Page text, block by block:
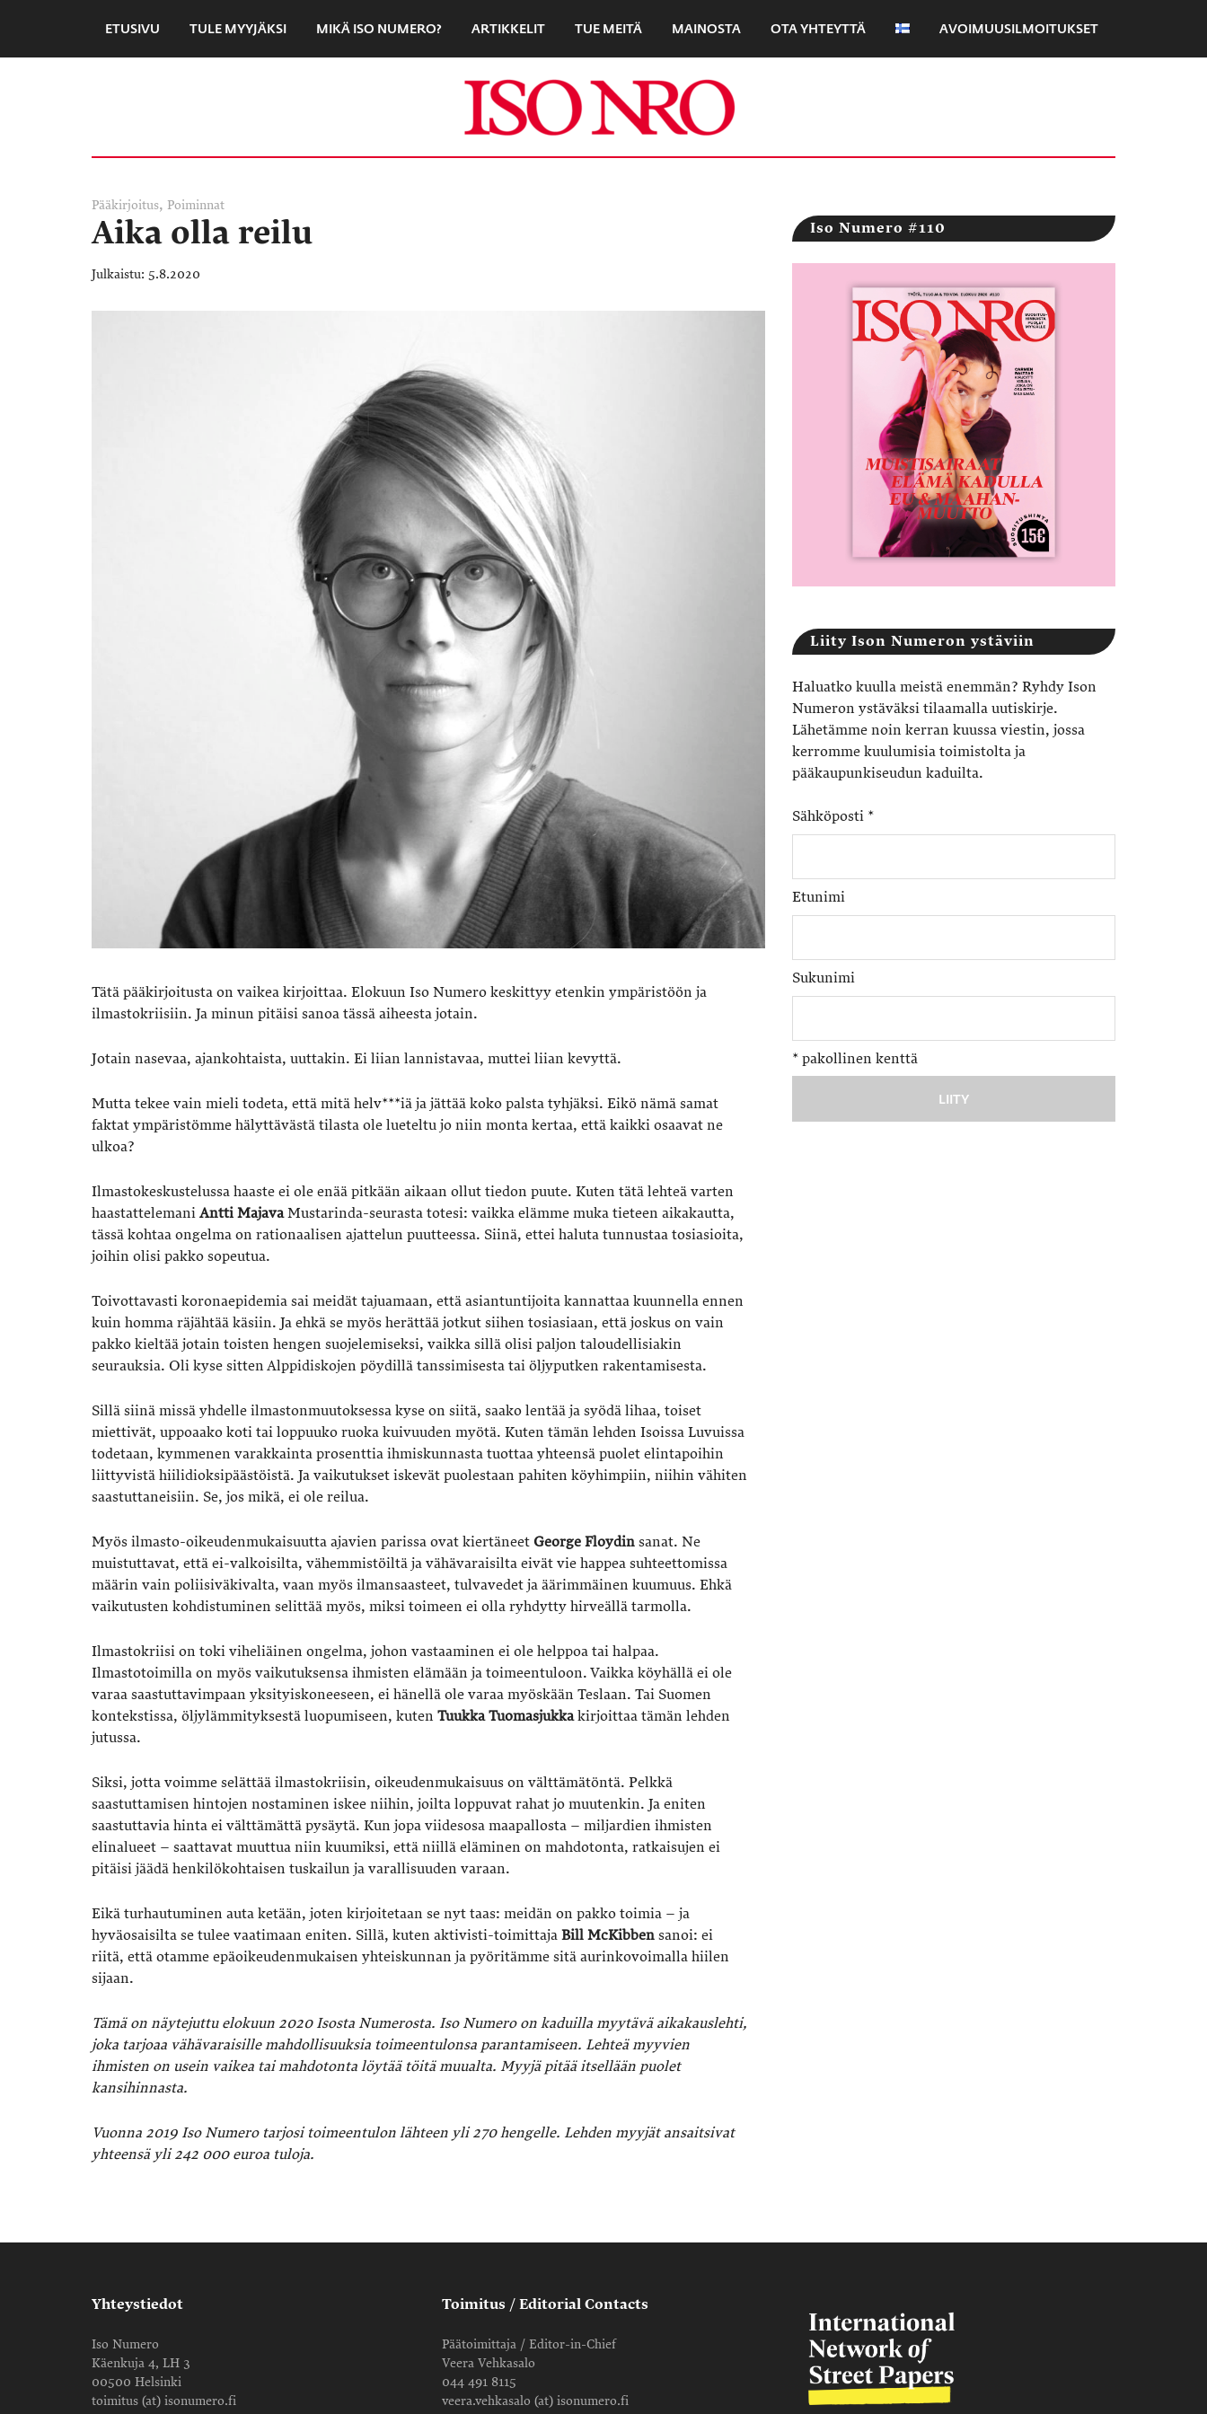
ETUSIVU TULE MYYJÄKSI MIKÄ ISO NUMERO? ARTIKKELIT TUE MEITÄ MAINOSTA OTA YHTEYTTÄ AVOIMUUSILMOITUKSET
Pääkirjoitus, Poiminnat
Aika olla reilu
5.8.2020
Tätä pääkirjoitusta on vaikea kirjoittaa. Elokuun Iso Numero keskittyy etenkin ympäristöön ja
ilmastokriisiin. Ja minun pitäisi sanoa tässä aiheesta jotain.
Jotain nasevaa, ajankohtaista, uuttakin. Ei liian lannistavaa, muttei liian kevyttä.
Mutta tekee vain mieli todeta, että mitä helv***iä ja jättää koko palsta tyhjäksi. Eikö nämä samat
faktat ympäristömme hälyttävästä tilasta ole lueteltu jo niin monta kertaa, että kaikki osaavat ne
ulkoa?
Ilmastokeskustelussa haaste ei ole enää pitkään aikaan ollut tiedon puute. Kuten tätä lehteä varten
haastattelemani Antti MajavaMustarinda-seurasta totesi: vaikka elämme muka tieteen aikakautta,
tässä kohtaa ongelma on rationaalisen ajattelun puutteessa. Siinä, ettei haluta tunnustaa tosiasioita,
joihin olisi pakko sopeutua.
Toivottavasti koronaepidemia sai meidät tajuamaan, että asiantuntijoita kannattaa kuunnella ennen
kuin homma räjähtää käsiin. Ja ehkä se myös herättää jotkut siihen tosiasiaan, että joskus on vain
pakko kieltää jotain toisten hengen suojelemiseksi, vaikka sillä olisi paljon taloudellisiakin
seurauksia. Oli kyse sitten Alppidiskojen pöydillä tanssimisesta tai öljyputken rakentamisesta.
Sillä siinä missä yhdelle ilmastonmuutoksessa kyse on siitä, saako lentää ja syödä lihaa, toiset
miettivät, uppoaako koti tai loppuuko ruoka kuivuuden myötä. Kuten tämän lehden Isoissa Luvuissa
todetaan, kymmenen varakkainta prosenttia ihmiskunnasta tuottaa yhteensä puolet elintapoihin
liittyvistä hiilidioksipäästöistä. Ja vaikutukset iskevät puolestaan pahiten köyhimpiin, niihin vähiten
saastuttaneisiin. Se, jos mikä, ei ole reilua.
Myös ilmasto-oikeudenmukaisuutta ajavien parissa ovat kiertäneet George Floydin sanat. Ne
muistuttavat, että ei-valkoisilta, vähemmistöiltä ja vähävaraisilta eivät vie happea suhteettomissa
määrin vain poliisiväkivalta, vaan myös ilmansaasteet, tulvavedet ja äärimmäinen kuumuus. Ehkä
vaikutusten kohdistuminen selittää myös, miksi toimeen ei olla ryhdytty hirveällä tarmolla.
Ilmastokriisi on toki viheliäinen ongelma, johon vastaaminen ei ole helppoa tai halpaa.
Ilmastotoimilla on myös vaikutuksensa ihmisten elämään ja toimeentuloon. Vaikka köyhällä ei ole
varaa saastuttavimpaan yksityiskoneeseen, ei hänellä ole varaa myöskään Teslaan. Tai Suomen
kontekstissa, öljylämmityksestä luopumiseen, kuten Tuukka Tuomasjukkakirjoittaa tämän lehden
jutussa.
Siksi, jotta voimme selättää ilmastokriisin, oikeudenmukaisuus on välttämätöntä. Pelkkä
saastuttamisen hintojen nostaminen iskee niihin, joilta loppuvat rahat jo muutenkin. Ja eniten
saastuttavia hinta ei välttämättä pysäytä. Kun jopa viidesosa maapallosta – miljardien ihmisten
elinalueet – saattavat muuttua niin kuumiksi, että niillä eläminen on mahdotonta, ratkaisujen ei
pitäisi jäädä henkilökohtaisen tuskailun ja varallisuuden varaan.
Eikä turhautuminen auta ketään, joten kirjoitetaan se nyt taas: meidän on pakko toimia – ja
hyväosaisilta se tulee vaatimaan eniten. Sillä, kuten aktivisti-toimittaja Bill McKibben sanoi: ei
riitä, että otamme epäoikeudenmukaisen yhteiskunnan ja pyöritämme sitä aurinkovoimalla hiilen
sijaan.
Tämä on näytejuttu elokuun 2020 Isosta Numerosta. Iso Numero on kaduilla myytävä aikakauslehti,
joka tarjoaa vähävaraisille mahdollisuuksia toimeentulonsa parantamiseen. Lehteä myyvien
ihmisten on usein vaikea tai mahdotonta löytää töitä muualta. Myyjä pitää itsellään puolet
kansihinnasta.
Vuonna 2019 Iso Numero tarjosi toimeentulon lähteen yli 270 hengelle. Lehden myyjät ansaitsivat
yhteensä yli 242 000 euroa tuloja.
Iso Numero #110
Liity Ison Numeron ystäviin
Haluatko kuulla meistä enemmän? Ryhdy Ison
Numeron ystäväksi tilaamalla uutiskirje.
Lähetämme noin kerran kuussa viestin, jossa
kerromme kuulumisia toimistolta ja
pääkaupunkiseudun kaduilta.
Sähköposti *
Etunimi
Sukunimi
* pakollinen kenttä
Yhteystiedot
Iso Numero
Käenkuja 4, LH 3
00500 Helsinki
toimitus (at) isonumero.fi
Toimitus / Editorial Contacts
Päätoimittaja / Editor-in-Chief
Veera Vehkasalo
044 491 8115
veera.vehkasalo (at) isonumero.fi